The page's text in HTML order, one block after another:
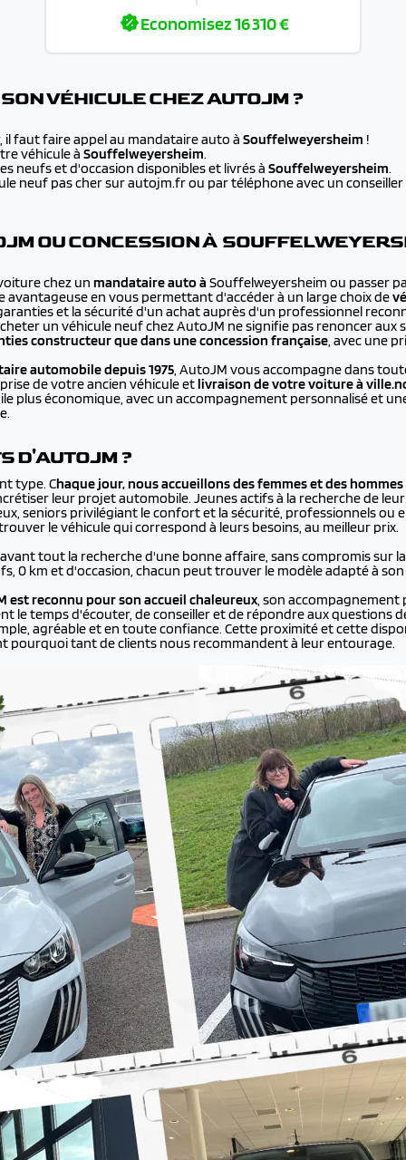
Economisez16 310 €
VÉHICULE CHEZ AUTOJM ?
faut faire appel au mandataire auto à Souffelweyersheim !
véhicule à Souffelweyersheim.
neufs et d'occasion disponibles et livrés à Souffelweyersheim.
neuf pas cher sur autojm.fr ou par téléphone avec un conseiller
OU CONCESSION À
chez un mandataire auto à Souffelweyersheim ou passer
en vous permettant d'accéder à un large choix de
et la sécurité d'un achat auprès d'un professionnel
un véhicule neuf chez AutoJM ne signifie pas renoncer
constructeur que dans une concession française, avec une
automobile depuis 1975, AutoJM vous accompagne dans
de votre ancien véhicule etlivraison de votre voiture à
plus économique, avec un accompagnement personnalisé et
D'AUTOJM ?
type. Chaque jour, nous accueillons des femmes et des
leur projet automobile. Jeunes actifs à la recherche de
seniors privilégiant le confort et la sécurité, professionnels ou
le véhicule qui correspond à leurs besoins, au meilleur prix.
tout la recherche d'une bonne affaire, sans compromis sur
0 km et d'occasion, chacun peut trouver le modèle adapté à
est reconnu pour son accueil chaleureux, son
le temps d'écouter, de conseiller et de répondre aux questions
agréable et en toute confiance. Cette proximité et cette
pourquoi tant de clients nous recommandent à leur entourage.